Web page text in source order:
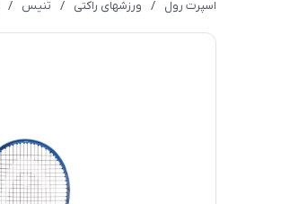
اسپرت رول / ورزشهای راکتی / تنیس /